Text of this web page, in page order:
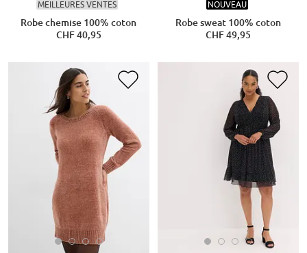
MEILLEURES VENTES
Robe chemise 100% coton
CHF 40,95
NOUVEAU
Robe sweat 100% coton
CHF 49,95